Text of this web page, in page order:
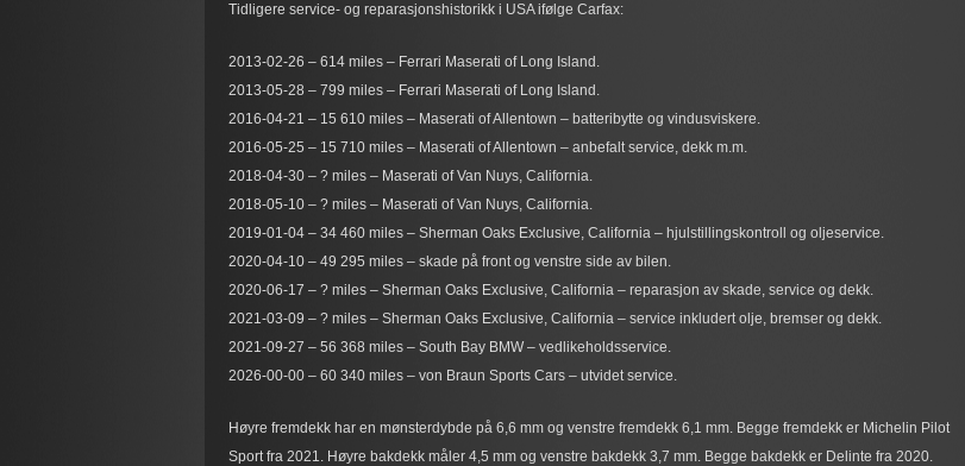
Tidligere service- og reparasjonshistorikk i USA ifølge Carfax:
2013-02-26 – 614 miles – Ferrari Maserati of Long Island.
2013-05-28 – 799 miles – Ferrari Maserati of Long Island.
2016-04-21 – 15 610 miles – Maserati of Allentown – batteribytte og vindusviskere.
2016-05-25 – 15 710 miles – Maserati of Allentown – anbefalt service, dekk m.m.
2018-04-30 – ? miles – Maserati of Van Nuys, California.
2018-05-10 – ? miles – Maserati of Van Nuys, California.
2019-01-04 – 34 460 miles – Sherman Oaks Exclusive, California – hjulstillingskontroll og oljeservice.
2020-04-10 – 49 295 miles – skade på front og venstre side av bilen.
2020-06-17 – ? miles – Sherman Oaks Exclusive, California – reparasjon av skade, service og dekk.
2021-03-09 – ? miles – Sherman Oaks Exclusive, California – service inkludert olje, bremser og dekk.
2021-09-27 – 56 368 miles – South Bay BMW – vedlikeholdsservice.
2026-00-00 – 60 340 miles – von Braun Sports Cars – utvidet service.
Høyre fremdekk har en mønsterdybde på 6,6 mm og venstre fremdekk 6,1 mm. Begge fremdekk er Michelin Pilot
Sport fra 2021. Høyre bakdekk måler 4,5 mm og venstre bakdekk 3,7 mm. Begge bakdekk er Delinte fra 2020.